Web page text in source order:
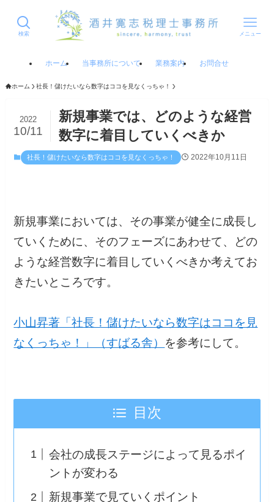
検索 メニュー
ホーム 当事務所について 業務案内 お問合せ
ホーム 社長！儲けたいなら数字はココを見なくっちゃ！
新規事業では、どのような経営
数字に着目していくべきか
2022
10/11
社長！儲けたいなら数字はココを見なくっちゃ！ 2022年10月11日
新規事業においては、その事業が健全に成長し
ていくために、そのフェーズにあわせて、どの
ような経営数字に着目していくべきか考えてお
きたいところです。
小山昇著「社長！儲けたいなら数字はココを見
なくっちゃ！」（すばる舎） を参考にして。
目次
会社の成長ステージによって見るポイ
ントが変わる
新規事業で見ていくポイント